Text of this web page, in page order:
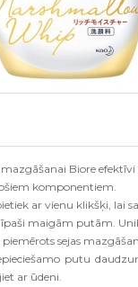
Biore
komponentiem.
ar vienu klikšķi, lai
maigām putām.
piemērots sejas
putu
ar ūdeni.